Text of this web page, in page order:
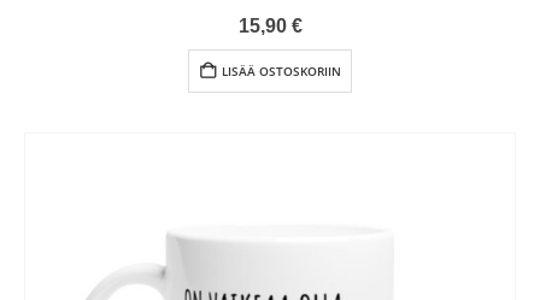
0out of 5
15,90 €
LISÄÄ OSTOSKORIIN